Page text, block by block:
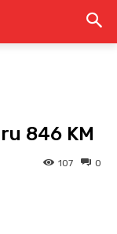
846 KM
0
107